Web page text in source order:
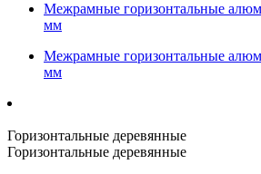
Межрамные горизонтальные
мм
Межрамные горизонтальные
мм
Горизонтальные деревянные
Горизонтальные деревянные